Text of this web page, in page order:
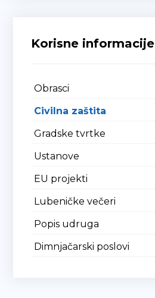
Korisne informacije
Obrasci
Civilna zaštita
Gradske tvrtke
Ustanove
EU projekti
Lubeničke večeri
Popis udruga
Dimnjačarski poslovi